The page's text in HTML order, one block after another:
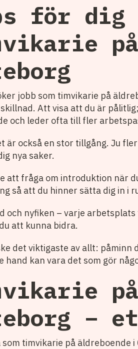
för dig
jobb som timvikarie på
Att visa att du är
och leder ofta till fler
är också en stor tillgång. Ju
nya saker.
att fråga om introduktion när
så att du hinner sätta dig in i
och nyfiken – varje
att kunna bidra.
det viktigaste av allt:
hand kan vara det som gör
–
timvikarie på äldreboende